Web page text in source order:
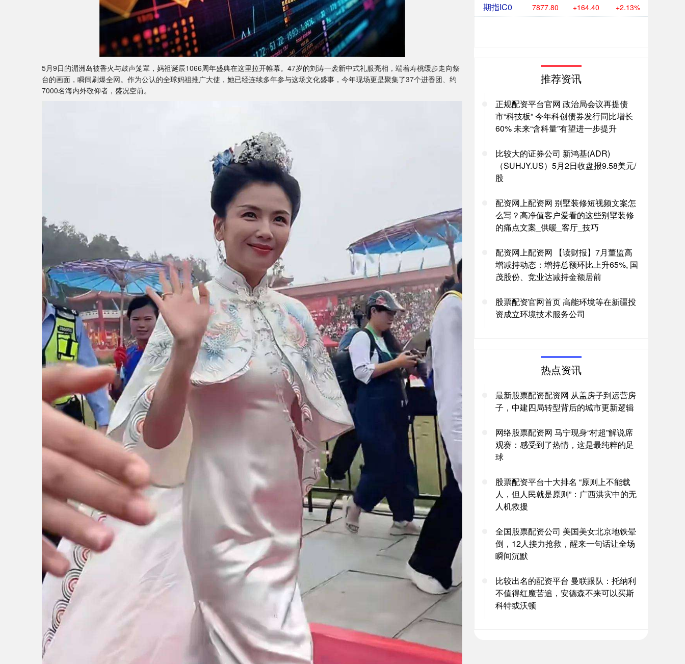
5月9日的湄洲岛被香火与鼓声笼罩，妈祖诞辰1066周年盛典在这里拉开帷幕。47岁的刘涛一袭新中式礼服亮相，端着寿桃缓步走向祭
台的画面，瞬间刷爆全网。作为公认的全球妈祖推广大使，她已经连续多年参与这场文化盛事，今年现场更是聚集了37个进香团、约
7000名海内外敬仰者，盛况空前。
期指IC0 7877.80 +164.40 +2.13%
推荐资讯
正规配资平台官网 政治局会议再提债
市“科技板” 今年科创债券发行同比增长
60% 未来“含科量”有望进一步提升
比较大的证券公司 新鸿基(ADR)
（SUHJY.US）5月2日收盘报9.58美元/
股
配资网上配资网 别墅装修短视频文案怎
么写？高净值客户爱看的这些别墅装修
的痛点文案_供暖_客厅_技巧
配资网上配资网 【读财报】7月董监高
增减持动态：增持总额环比上升65%, 国
茂股份、竞业达减持金额居前
股票配资官网首页 高能环境等在新疆投
资成立环境技术服务公司
热点资讯
最新股票配资配资网 从盖房子到运营房
子，中建四局转型背后的城市更新逻辑
网络股票配资网 马宁现身“村超”解说席
观赛：感受到了热情，这是最纯粹的足
球
股票配资平台十大排名 “原则上不能载
人，但人民就是原则”：广西洪灾中的无
人机救援
全国股票配资公司 美国美女北京地铁晕
倒，12人接力抢救，醒来一句话让全场
瞬间沉默
比较出名的配资平台 曼联跟队：托纳利
不值得红魔苦追，安德森不来可以买斯
科特或沃顿